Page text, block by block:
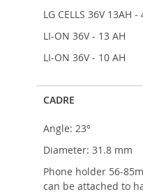
LG CELLS 36V 13AH -
LI-ON 36V - 13 AH
LI-ON 36V - 10 AH
CADRE
Angle: 23°
Diameter: 31.8 mm
Phone holder 56-
can be attached to